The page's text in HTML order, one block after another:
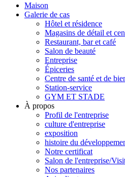
Maison
Galerie de cas
Hôtel et résidence
Magasins de détail et
Restaurant, bar et café
Salon de beauté
Entreprise
Épiceries
Centre de santé et de
Station-service
GYM ET STADE
À propos
Profil de l'entreprise
culture d'entreprise
exposition
histoire du
Notre certificat
Salon de l'entreprise/
Nos partenaires